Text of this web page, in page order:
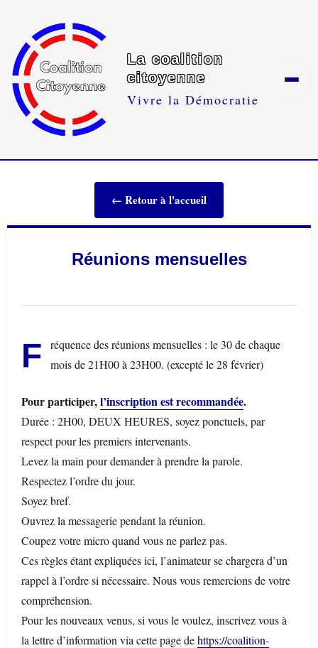
La coalition
citoyenne
Vivre la Démocratie
← Retour à l'accueil
Réunions mensuelles
Fréquence des réunions mensuelles : le 30 de chaque mois de 21H00 à 23H00. (excepté le 28 février)
Pour participer,l’inscription est recommandée.
Durée : 2H00, DEUX HEURES, soyez ponctuels, par
respect pour les premiers intervenants.
Levez la main pour demander à prendre la parole.
Respectez l’ordre du jour.
Soyez bref.
Ouvrez la messagerie pendant la réunion.
Coupez votre micro quand vous ne parlez pas.
Ces règles étant expliquées ici, l’animateur se chargera d’un
rappel à l’ordre si nécessaire. Nous vous remercions de votre
compréhension.
Pour les nouveaux venus, si vous le voulez, inscrivez vous à
la lettre d’information via cette page dehttps://coalition-